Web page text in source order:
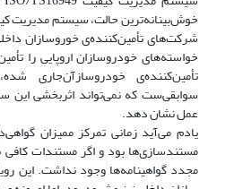
خواسته‌های خودروسازان اروپایی را
تأمین‌کننده‌ی خودروسازآن‌جاری
سوابقی‌ست که نمی‌تواند اثربخشی این
عمل نشان دهد.
یادم می‌آید زمانی تمرکز ممیزان
مستندسازی‌ها بود و اگر مستندات
مجدد گواهینامه‌ها وجود نداشت. این